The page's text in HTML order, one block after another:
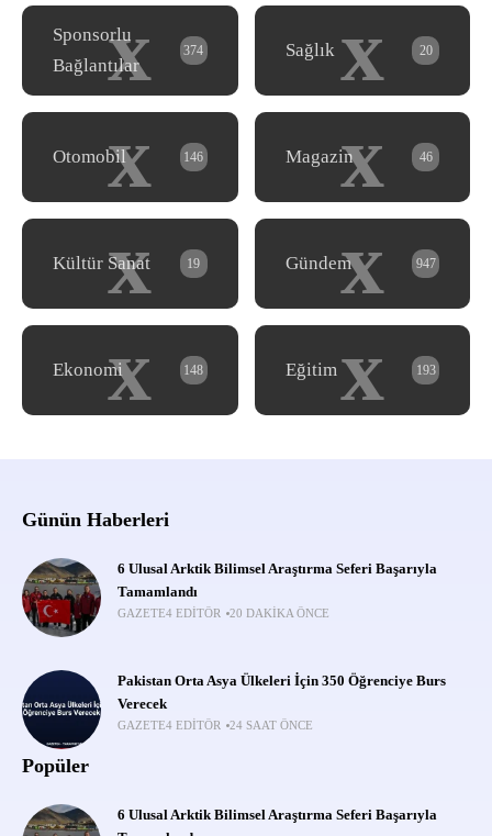
x
Sponsorlu
Bağlantılar
374 x
Sağlık 20
x
Otomobil 146 x
Magazin 46
x
Kültür Sanat 19 x
Gündem 947
x
Ekonomi 148 x
Eğitim 193
Günün Haberleri
6 Ulusal Arktik Bilimsel Araştırma Seferi Başarıyla
Tamamlandı
GAZETE4 EDITÖR 20 DAKIKA ÖNCE
Pakistan Orta Asya Ülkeleri İçin 350 Öğrenciye Burs
Verecek
GAZETE4 EDITÖR 24 SAAT ÖNCE
Popüler
6 Ulusal Arktik Bilimsel Araştırma Seferi Başarıyla